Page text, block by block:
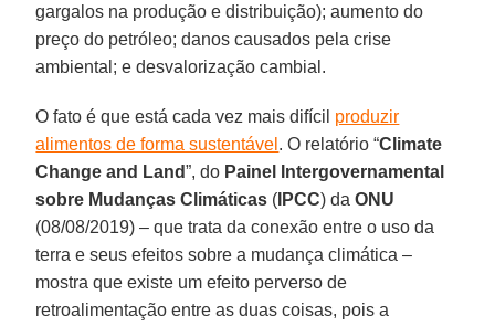
gargalos na produção e distribuição); aumento do
preço do petróleo; danos causados pela crise
ambiental; e desvalorização cambial.
O fato é que está cada vez mais difícil produzir
alimentos de forma sustentável . O relatório “Climate
Change and Land”, do Painel Intergovernamental
sobre Mudanças Climáticas ( IPCC) daONU
(08/08/2019) – que trata da conexão entre o uso da
terra e seus efeitos sobre a mudança climática –
mostra que existe um efeito perverso de
retroalimentação entre as duas coisas, pois a